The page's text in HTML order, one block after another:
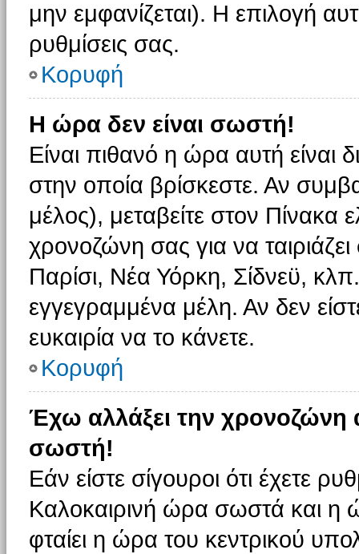
μην εμφανίζεται). Η επιλογή
ρυθμίσεις σας.
Κορυφή
Η ώρα δεν είναι σωστή!
Είναι πιθανό η ώρα αυτή είναι
στην οποία βρίσκεστε. Αν
μέλος), μεταβείτε στον Πίνακα
χρονοζώνη σας για να
Παρίσι, Νέα Υόρκη, Σίδνεϋ,
εγγεγραμμένα μέλη. Αν δεν
ευκαιρία να το κάνετε.
Κορυφή
Έχω αλλάξει την χρονοζώνη
σωστή!
Εάν είστε σίγουροι ότι έχετε
Καλοκαιρινή ώρα σωστά και η
φταίει η ώρα του κεντρικού